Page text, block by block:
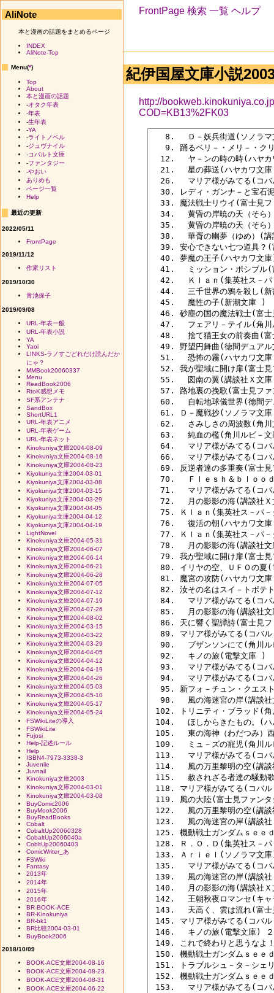
FrontPage 検索 一覧 ヘルプ
紀伊国屋文庫小説
http://
COD=KB13%2FK03
8. 　Ｄ－妖兵街道(ソノラ
9. 踊るベリ－・メリ－・ク
12. 　ヤ－ンの時の時(ハヤ
21. 　星の葬送(ハヤカワ文
26. 　マリア様がみてる(コ
30. レディ・ガンナ－と宝石
33. 魔法戦士リウイ(富士見
34. 　黄昏の岸暁の天（そら
35. 　黄昏の岸暁の天（そら
38. 　華胥の幽夢（ゆめ）(
39. 安心できない七つ道具？
40. 夢魔の王子(ハヤカワ文
41. 　ミッション・ポシブル
42. 　Ｋｌａｎ(集英社ス－
44. 　三千世界の鴉を殺し(
  45. 　魔性の子(新潮文庫 )
46. 砂塵の国の魔法戦士(富
47. 　フェアリ－テイル(角
48. 　捨て猫王女の前奏曲(
49. 野望円舞曲(徳間デュア
51. 　恐怖の霧(ハヤカワ文
52. 我が聖域に開け扉(富士
55. 　図南の翼(講談社Ｘ文
57. 路地裏の挽歌(富士見フ
60. 　自転地球儀世界(徳間
61. Ｄ－魔戦抄(ソノラマ文
62. 　さみしさの周波数(角
63. 　純血の檻(角川ルビ－
64. 　マリア様がみてる(コ
66. 　マリア様がみてる(コ
69. 反逆者達の多重奏(富士
70. 　Ｆｌｅｓｈ＆ｂｌｏｏ
71. 　マリア様がみてる(コ
72. 　月の影影の海(講談社
75. Ｋｌａｎ(集英社ス－パ
76. 　復活の朝(ハヤカワ文
77. Ｋｌａｎ(集英社ス－パ
78. 　月の影影の海(講談社
79. 我が聖域に開け扉(富士
80. イリヤの空、ＵＦＯの夏
81. 魔宮の攻防(ハヤカワ文
82. 汝その名はスイ－トポテ
84. 　マリア様がみてる(コ
85. 　月の影影の海(講談社
86. 天に響く聖譚詩(富士見
89. マリア様がみてる(コバ
90. 　ブザンソンにて(角川
92. 　キノの旅(電撃文庫 )
93. 　マリア様がみてる(コ
94. 　マリア様がみてる(コ
95. 新フォ－チュン・クエス
98. 　風の海迷宮の岸(講談
102. トリニティ・ブラッド
104. 　ほしからきたもの。(
105. 　東の海神（わだつみ）
109. 　ミュ－ズの寵児(角川
113. 　マリア様がみてる(コ
114. 　風の万里黎明の空(講
115. 　赦されざる者達の騒動
118. マリア様がみてる(コバ
119. 風の大陸(富士見ファン
122. 　風の万里黎明の空(講
123. 　風の海迷宮の岸(講談
125. 機動戦士ガンダムｓｅｅ
128. Ｒ．Ｏ．Ｄ(集英社ス－
133. Ａｒｉｅｌ(ソノラマ文
135. 　マリア様がみてる(コ
139. 　風の海迷宮の岸(講談
140. 　月の影影の海(講談社
142. 　王朝秋夜ロマンセ(キ
143. 　天高く、雲は流れ(富
145. マリア様がみてる(コバ
146. 　キノの旅(電撃文庫)
149. これで終わりと思うなよ
150. 機動戦士ガンダムｓｅｅ
151. トラブルシュ－タ－シェ
152. 機動戦士ガンダムｓｅ
153. 　マリア様がみてる(コ
AliNote
本と漫画の話題をまとめるページ
INDEX
AliNote-Top
Menu(*)
Top
About
本と漫画の話題
-オタク年表
-年表
-生年表
-YA
-ライトノベル
-ジュヴナイル
-コバルト文庫
-ファンタジー
-やおい
ありめも
ページ一覧
Help
最近の更新
2022/05/11
FrontPage
2019/11/12
作家リスト
2019/10/30
青池保子
2019/09/08
URL-年表一般
URL-年表小説
YA
Yaoi
LINKS-ラノすごどれだけ読んだか
にゃ？
MMBook20060337
Menu
ReadBook2006
RtoK感想メモ
SF系アンテナ
SandBox
ShortURL1
URL-年表アニメ
URL-年表ゲーム
URL-年表ネット
Kinokuniya文庫2004-08-09
Kinokuniya文庫2004-08-16
Kinokuniya文庫2004-08-23
Kiyokuniya文庫2004-03-01
Kiyokuniya文庫2004-03-08
Kiyokuniya文庫2004-03-15
Kiyokuniya文庫2004-03-29
Kiyokuniya文庫2004-04-05
Kiyokuniya文庫2004-04-12
Kiyokuniya文庫2004-04-19
LightNovel
Kinokuniya文庫2004-05-31
Kinokuniya文庫2004-06-07
Kinokuniya文庫2004-06-14
Kinokuniya文庫2004-06-21
Kinokuniya文庫2004-06-28
Kinokuniya文庫2004-07-05
Kinokuniya文庫2004-07-12
Kinokuniya文庫2004-07-19
Kinokuniya文庫2004-07-26
Kinokuniya文庫2004-08-02
Kinokuniya文庫2004-03-15
Kinokuniya文庫2004-03-22
Kinokuniya文庫2004-03-29
Kinokuniya文庫2004-04-05
Kinokuniya文庫2004-04-12
Kinokuniya文庫2004-04-19
Kinokuniya文庫2004-04-26
Kinokuniya文庫2004-05-03
Kinokuniya文庫2004-05-10
Kinokuniya文庫2004-05-17
Kinokuniya文庫2004-05-24
FSWikiLiteの導入
FSWikiLite
Fujosi
Help-記述ルール
Help
ISBN4-7973-3338-3
Juvenile
Juvnail
Kinokuniya文庫2003
Kinokuniya文庫2004-03-01
Kinokuniya文庫2004-03-08
BuyComic2006
BuyMook2006
BuyReadBooks
Cobalt
CobaltUp20060328
CobaltUp2006040a
CobltUp20060403
ComicWriter_あ
FSWiki
Fantasy
2013年
2014年
2015年
2016年
BR-BOOK-ACE
BR-Kinokuniya
BR-bk1
BR比較2004-03-01
BuyBook2006
2018/10/09
BOOK-ACE文庫2004-08-16
BOOK-ACE文庫2004-08-23
BOOK-ACE文庫2004-08-31
BOOK-ACE文庫2004-06-22